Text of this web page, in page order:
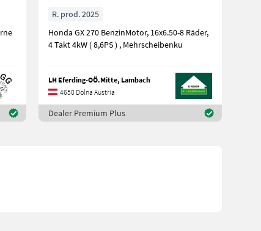
R. prod. 2025
Honda GX 270 BenzinMotor, 16x6.50-8 Räder,
4 Takt 4kW ( 8,6PS ) , Mehrscheibenku
LH Eferding-OÖ.Mitte, Lambach
4650 Dolna Austria
Dealer Premium Plus